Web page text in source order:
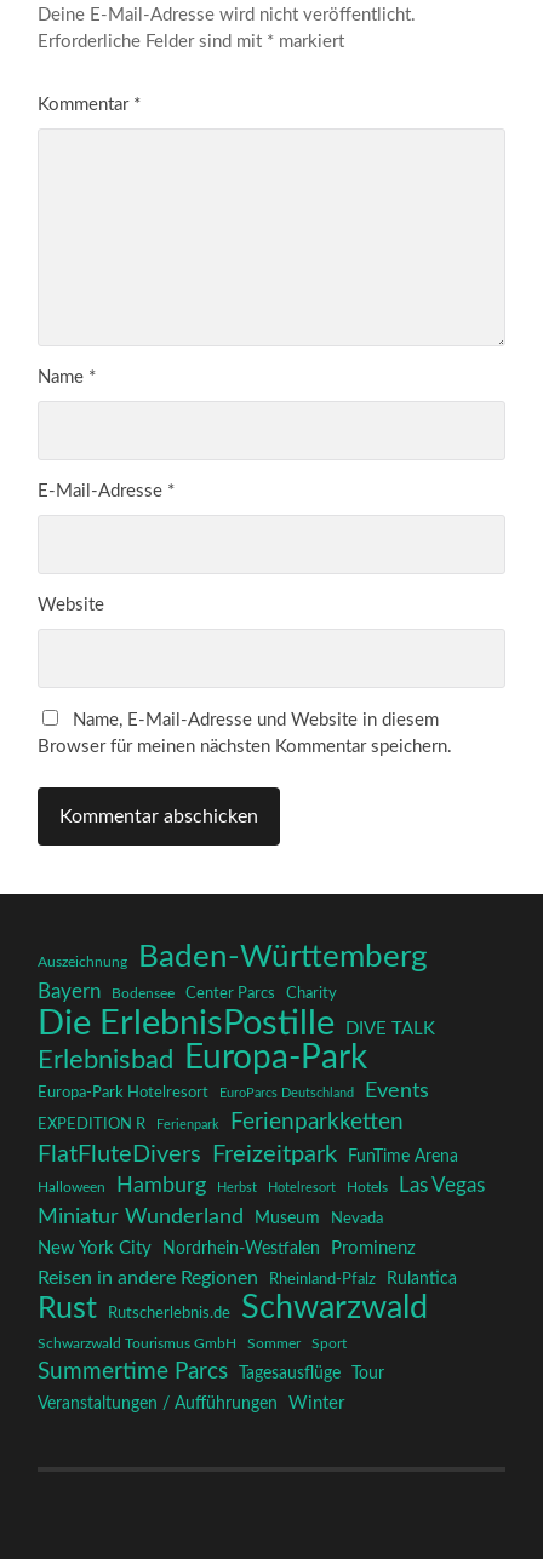
Deine E-Mail-Adresse wird nicht veröffentlicht.
Erforderliche Felder sind mit * markiert
Kommentar *
Name *
E-Mail-Adresse *
Website
Name, E-Mail-Adresse und Website in diesem
Browser für meinen nächsten Kommentar speichern.
Auszeichnung Baden-Württemberg
Bayern Bodensee Center Parcs Charity
Die ErlebnisPostille DIVE TALK
Erlebnisbad Europa-Park
Europa-Park Hotelresort EuroParcs Deutschland Events
EXPEDITION R Ferienpark Ferienparkketten
FlatFluteDivers Freizeitpark FunTime Arena
Halloween Hamburg Herbst Hotelresort Hotels
Las Vegas
Miniatur Wunderland
Museum Nevada
New York City Nordrhein-Westfalen Prominenz
Reisen in andere Regionen Rheinland-Pfalz Rulantica
Rust Rutscherlebnis.de Schwarzwald
Schwarzwald Tourismus GmbH Sommer Sport
Summertime Parcs Tagesausflüge
Tour
Veranstaltungen / Aufführungen
Winter